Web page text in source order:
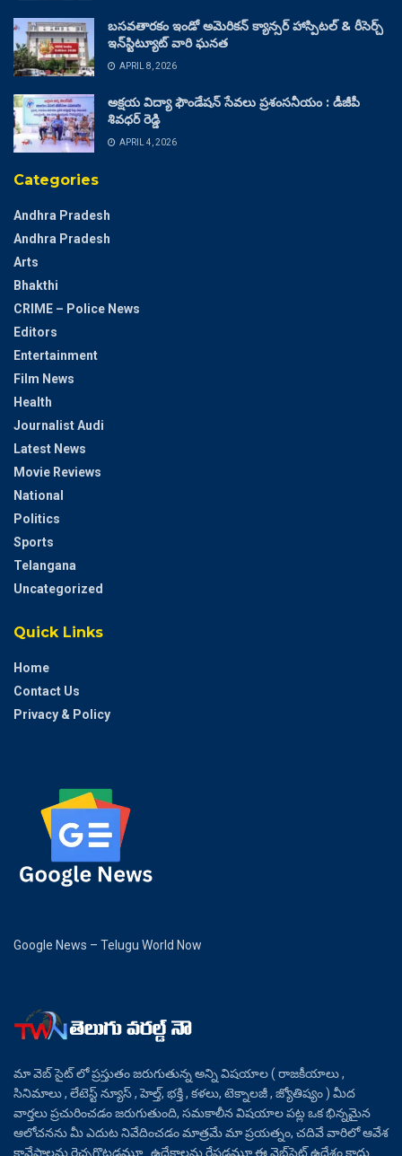
బసవతారకం ఇండో అమెరికన్ క్యాన్సర్ హాస్పిటల్ & రీసెర్చ్
ఇన్‌స్టిట్యూట్ వారి ఘనత
APRIL 8, 2026
అక్షయ విద్యా ఫౌండేషన్ సేవలు ప్రశంసనీయం : డీజీపీ
శివధర్ రెడ్డి
APRIL 4, 2026
Categories
Andhra Pradesh
Andhra Pradesh
Arts
Bhakthi
CRIME – Police News
Editors
Entertainment
Film News
Health
Journalist Audi
Latest News
Movie Reviews
National
Politics
Sports
Telangana
Uncategorized
Quick Links
Home
Contact Us
Privacy & Policy
Google News – Telugu World Now
మా వెబ్ సైట్ లో ప్రస్తుతం జరుగుతున్న అన్ని విషయాల ( రాజకీయాలు ,
సినిమాలు , లేటెస్ట్ న్యూస్ , హెల్త్, భక్తి , కళలు, టెక్నాలజీ , జ్యోతిష్యం ) మీద
వార్తలు ప్రచురించడం జరుగుతుంది, సమకాలీన విషయాల పట్ల ఒక భిన్నమైన
ఆలోచనను మీ ఎదుట నివేదించడం మాత్రమే మా ప్రయత్నం, చదివే వారిలో ఆవేశ
కావేషాలను రెచ్చగొట్టడమూ.. ఉద్రేకాలను రేపడమూ ఈ వెబ్‌సైట్ ఉద్దేశం కాదు.